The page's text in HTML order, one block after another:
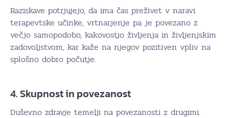
Raziskave potrjujejo, da ima čas preživet v naravi
terapevtske učinke, vrtnarjenje pa je povezano z
večjo samopodobo, kakovostjo življenja in življenjskim
zadovoljstvom, kar kaže na njegov pozitiven vpliv na
splošno dobro počutje.
4. Skupnost in povezanost
Duševno zdravje temelji na povezanosti z drugimi.